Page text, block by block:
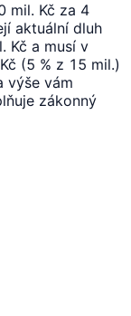
mil. Kč za 4
aktuální dluh
Kč a musí v
(5 % z 15 mil.)
výše vám
zákonný